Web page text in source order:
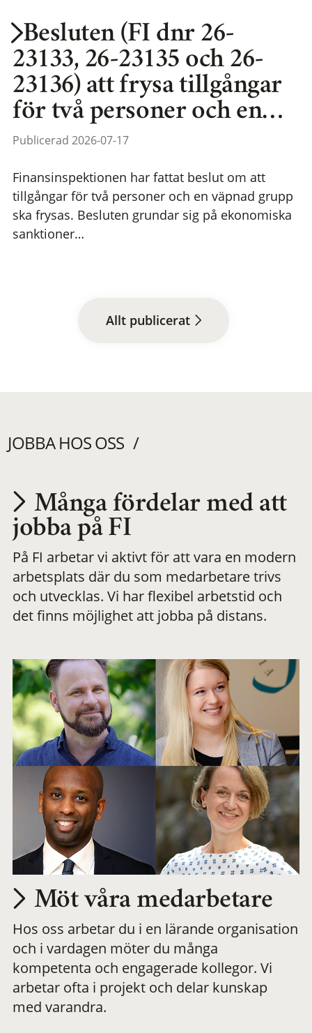
Besluten (FI dnr 26-
23133, 26-23135 och 26-
23136) att frysa tillgångar
för två personer och en…
Publicerad 2026-07-17
Finansinspektionen har fattat beslut om att
tillgångar för två personer och en väpnad grupp
ska frysas. Besluten grundar sig på ekonomiska
sanktioner…
Allt publicerat
JOBBA HOS OSS
Utvecklas på en
meningsfull och
flexibel
Många fördelar med att
jobba på FI
På FI arbetar vi aktivt för att vara en modern
arbetsplats där du som medarbetare trivs
och utvecklas. Vi har flexibel arbetstid och
det finns möjlighet att jobba på distans.
Möt våra medarbetare
Hos oss arbetar du i en lärande organisation
och i vardagen möter du många
kompetenta och engagerade kollegor. Vi
arbetar ofta i projekt och delar kunskap
med varandra.